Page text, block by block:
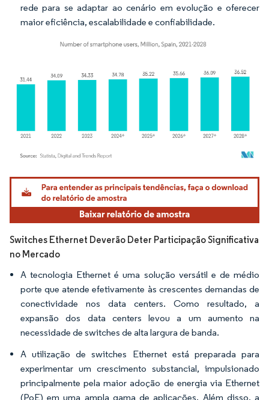
rede para se adaptar ao cenário em evolução e oferecer
maior eficiência, escalabilidade e confiabilidade.
Imagem © Mordor Intelligence. O reuso requer atribuição conforme CC BY 4.0.
Switches Ethernet Deverão Deter Participação Significativa
no Mercado
A tecnologia Ethernet é uma solução versátil e de médio
porte que atende efetivamente às crescentes demandas de
conectividade nos data centers. Como resultado, a
expansão dos data centers levou a um aumento na
necessidade de switches de alta largura de banda.
A utilização de switches Ethernet está preparada para
experimentar um crescimento substancial, impulsionado
principalmente pela maior adoção de energia via Ethernet
(PoE) em uma ampla gama de aplicações. Além disso, a